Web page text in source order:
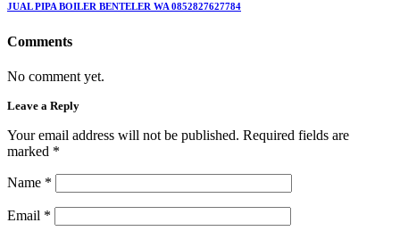
JUAL PIPA BOILER BENTELER WA 0852827627784
Comments
No comment yet.
Leave a Reply
Your email address will not be published. Required fields are
marked *
Name *
Email *